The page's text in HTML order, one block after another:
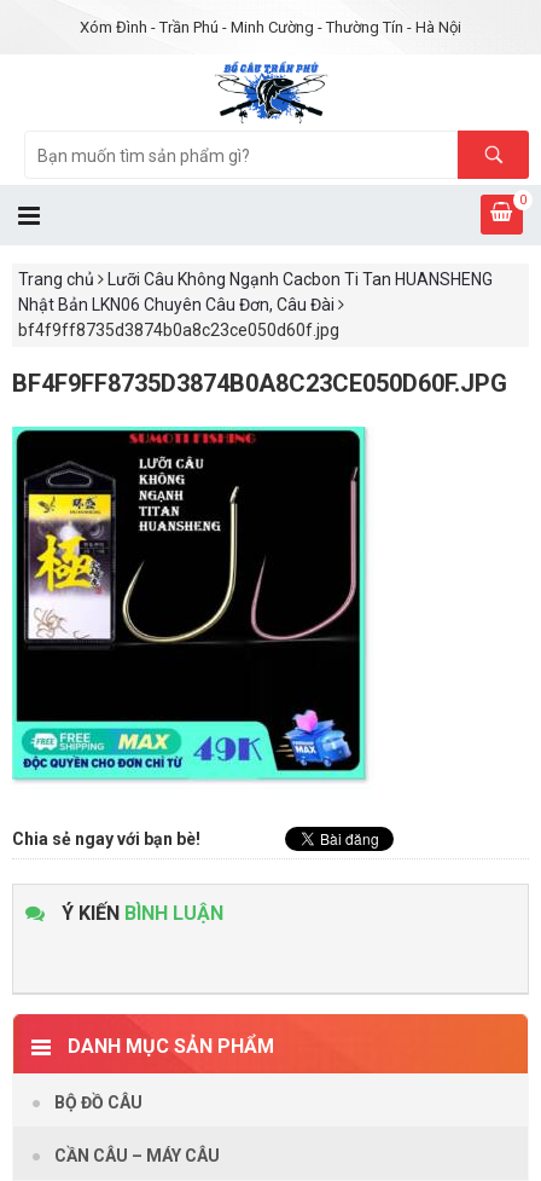
Xóm Đình - Trần Phú - Minh Cường - Thường Tín - Hà Nội
0
Trang chủ
Lưỡi Câu Không Ngạnh Cacbon Ti Tan HUANSHENG
Nhật Bản LKN06 Chuyên Câu Đơn, Câu Đài
bf4f9ff8735d3874b0a8c23ce050d60f.jpg
BF4F9FF8735D3874B0A8C23CE050D60F.JPG
Chia sẻ ngay với bạn bè!
Ý KIẾN BÌNH LUẬN
DANH MỤC SẢN PHẨM
BỘ ĐỒ CÂU
CẦN CÂU – MÁY CÂU